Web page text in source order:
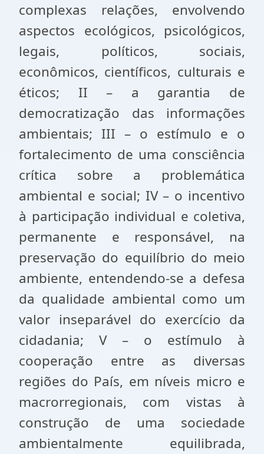
complexas relações, envolvendo
aspectos ecológicos, psicológicos,
legais, políticos, sociais,
econômicos, científicos, culturais e
éticos; II – a garantia de
democratização das informações
ambientais; III – o estímulo e o
fortalecimento de uma consciência
crítica sobre a problemática
ambiental e social; IV – o incentivo
à participação individual e coletiva,
permanente e responsável, na
preservação do equilíbrio do meio
ambiente, entendendo-se a defesa
da qualidade ambiental como um
valor inseparável do exercício da
cidadania; V – o estímulo à
cooperação entre as diversas
regiões do País, em níveis micro e
macrorregionais, com vistas à
construção de uma sociedade
ambientalmente equilibrada,